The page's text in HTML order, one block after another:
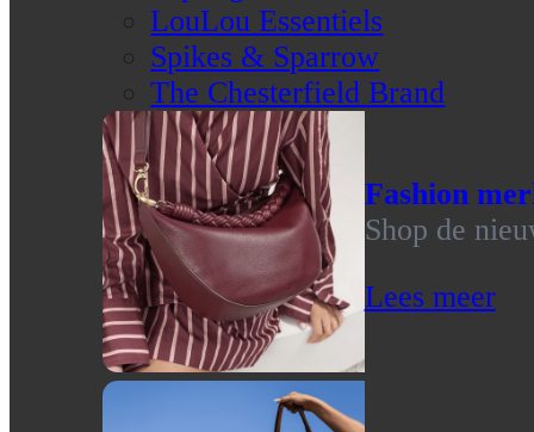
LouLou Essentiels
Spikes & Sparrow
The Chesterfield Brand
Fashion
Shop de
Lees meer